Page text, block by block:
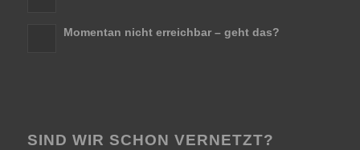
Momentan nicht erreichbar – geht das?
SIND WIR SCHON VERNETZT?